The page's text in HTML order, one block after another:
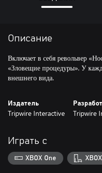
Описание
Включает в себя револьвер
«Зловещие процедуры». У
внешнего вида.
Издатель
Tripwire Interactive Tripwire
Играть с
XBOX One